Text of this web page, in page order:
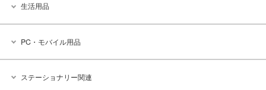
生活用品
PC・モバイル用品
ステーショナリー関連